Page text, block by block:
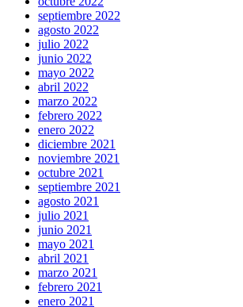
septiembre 2022
agosto 2022
julio 2022
junio 2022
mayo 2022
abril 2022
marzo 2022
febrero 2022
enero 2022
diciembre 2021
noviembre 2021
octubre 2021
septiembre 2021
agosto 2021
julio 2021
junio 2021
mayo 2021
abril 2021
marzo 2021
febrero 2021
enero 2021